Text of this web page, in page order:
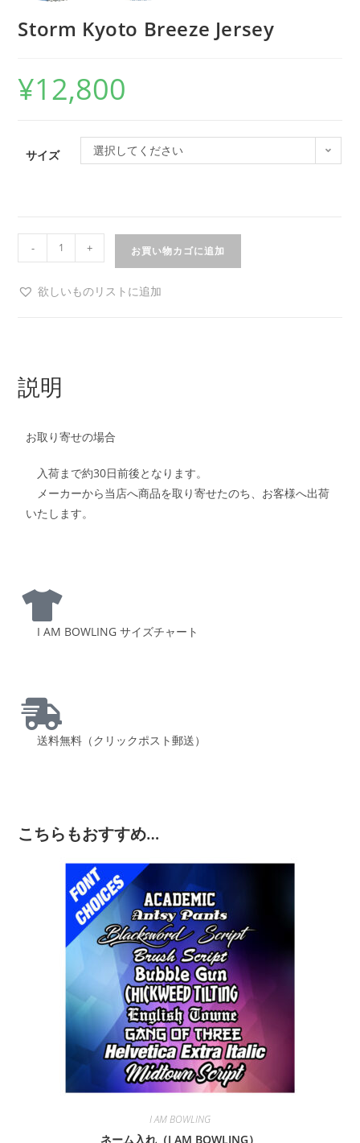
Storm Kyoto Breeze Jersey
¥12,800
サイズ 選択してください
- + お買い物カゴに追加
欲しいものリストに追加
説明
お取り寄せの場合
入荷まで約30日前後となります。
メーカーから当店へ商品を取り寄せたのち、お客様へ出荷
いたします。
I AM BOWLING サイズチャート
送料無料（クリックポスト郵送）
こちらもおすすめ…
I AM BOWLING
ネーム入れ（I AM BOWLING）